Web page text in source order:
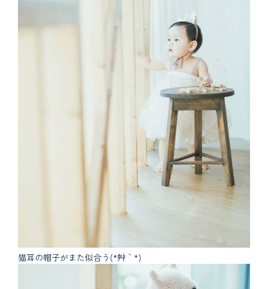
猫耳の帽子がまた似合う(*´艸｀*)